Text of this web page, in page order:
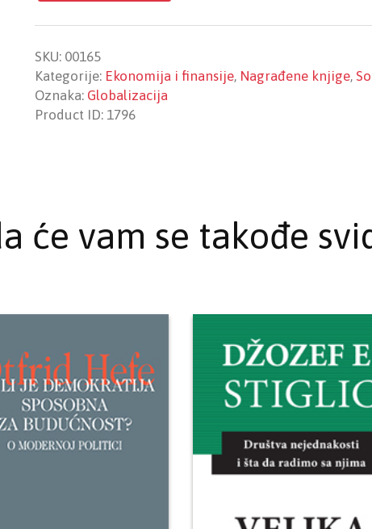
SKU: 00165
Kategorije: Ekonomija i finansije, Nagrađene knjige,
Oznaka: Globalizacija
Product ID: 1796
će vam se takođe